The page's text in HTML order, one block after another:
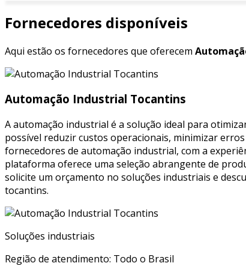
Fornecedores disponíveis
Aqui estão os fornecedores que oferecem
Automação Industrial Tocantins
A automação industrial é a solução ideal para
possível reduzir custos operacionais, minimizar
fornecedores de automação industrial, com a
plataforma oferece uma seleção abrangente de
solicite um orçamento no soluções industriais e
tocantins.
Soluções industriais
Região de atendimento: Todo o Brasil